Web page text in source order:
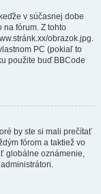
v súčasnej dobe
fórum. Z tohto
obrazok.jpg.
PC (pokiaľ to
použite buď BBCode
by ste si mali prečítať
fórom a taktiež vo
globálne oznámenie,